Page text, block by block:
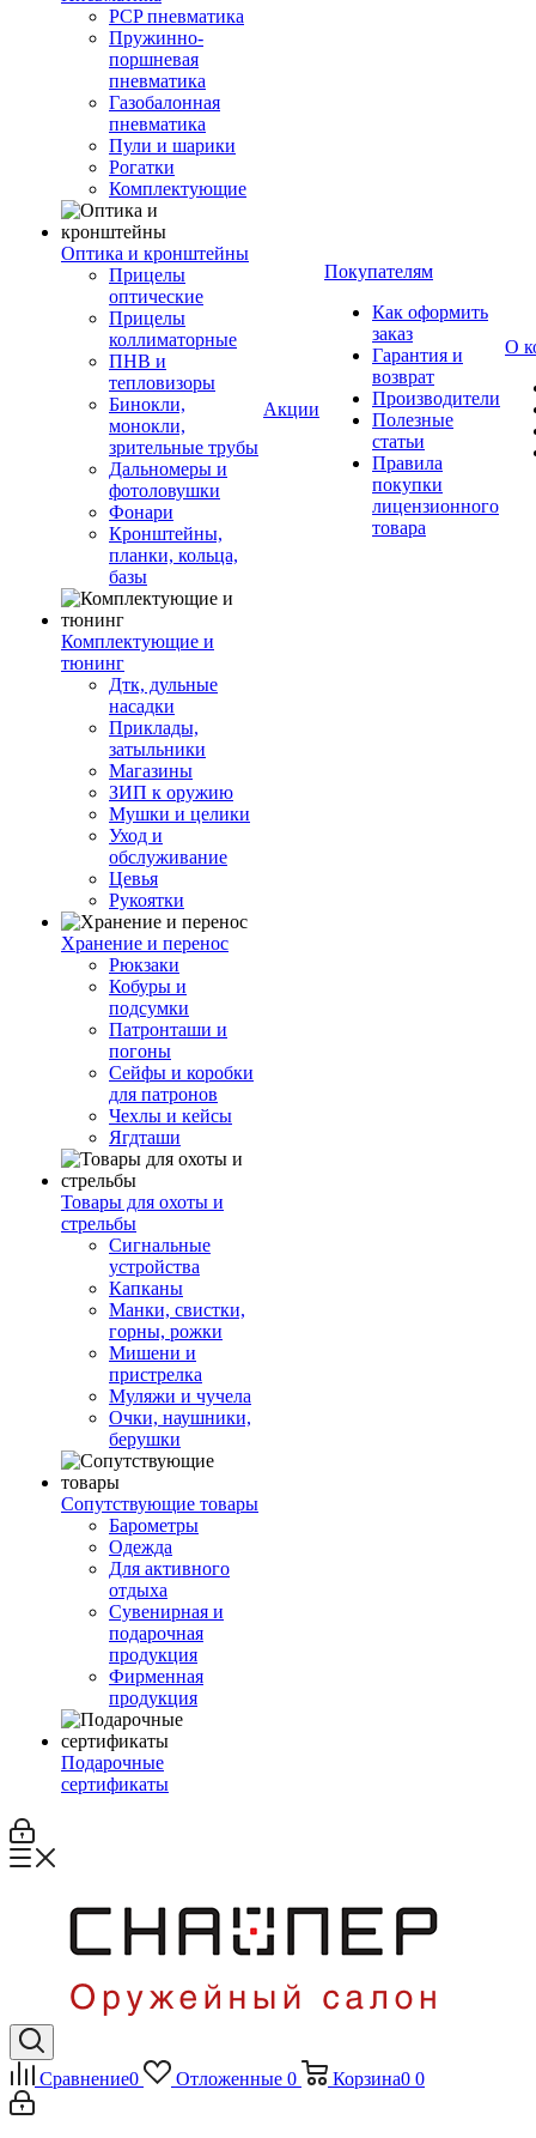
PCP пневматика
Пружинно-
поршневая
пневматика
Газобалонная
пневматика
Пули и шарики
Рогатки
Комплектующие
Оптика и кронштейны
Прицелы
оптические
Прицелы
коллиматорные
ПНВ и
тепловизоры
Бинокли,
монокли,
зрительные трубы
Дальномеры и
фотоловушки
Фонари
Кронштейны,
планки, кольца,
базы
Комплектующие и
тюнинг
Дтк, дульные
насадки
Приклады,
затыльники
Магазины
ЗИП к оружию
Мушки и целики
Уход и
обслуживание
Цевья
Рукоятки
Хранение и перенос
Рюкзаки
Кобуры и
подсумки
Патронташи и
погоны
Сейфы и коробки
для патронов
Чехлы и кейсы
Ягдташи
Товары для охоты и
стрельбы
Сигнальные
устройства
Капканы
Манки, свистки,
горны, рожки
Мишени и
пристрелка
Муляжи и чучела
Очки, наушники,
берушки
Сопутствующие товары
Барометры
Одежда
Для активного
отдыха
Сувенирная и
подарочная
продукция
Фирменная
продукция
Подарочные
сертификаты
Акции
Покупателям
Как оформить
заказ
Гарантия и
возврат
Производители
Полезные
статьи
Правила
покупки
лицензионного
товара
О
Сравнение0 Отложенные 0 Корзина0 0